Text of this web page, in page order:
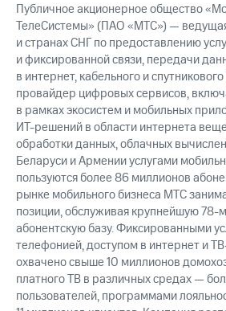
Публичное акционерное общество
ТелеСистемы» (ПАО «МТС») —
и странах СНГ по предоставлению
и фиксированной связи, передачи
в интернет, кабельного и
провайдер цифровых сервисов,
в рамках экосистем и мобильных
ИТ-решений в области интернета
обработки данных, облачных
Беларуси и Армении услугами
пользуются более 86 миллионов
рынке мобильного бизнеса МТС
позиции, обслуживая крупнейшую 78-
абонентскую базу. Фиксированными
телефонией, доступом в интернет и
охвачено свыше 10 миллионов
платного ТВ в различных средах —
пользователей, программами